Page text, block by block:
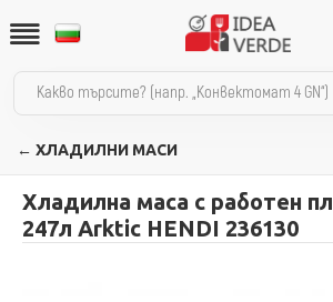
← ХЛАДИЛНИ МАСИ
Хладилна маса с работен
247л Arktic HENDI 236130